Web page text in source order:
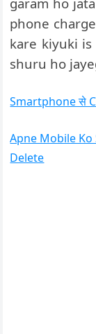
phone
kare kiyuki
shuru ho
Smartphone से
Apne Mobile Ko
Delete